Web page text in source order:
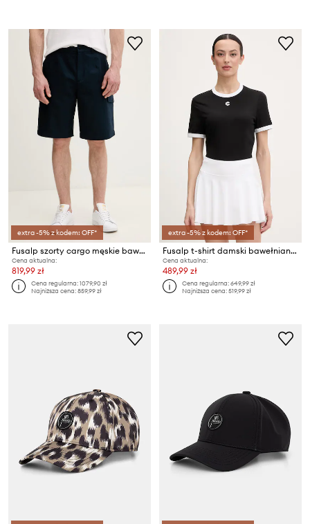
extra -5% z kodem: OFF*
Fusalp szorty cargo męskie bawełniane SUAUNO COTON
Cena aktualna:
819,99 zł
Cena regularna:1079,90 zł
Najniższa cena:859,99 zł
extra -5% z kodem: OFF*
Fusalp t-shirt damski bawełniany TANIXA
Cena aktualna:
489,99 zł
Cena regularna:649,99 zł
Najniższa cena:519,99 zł